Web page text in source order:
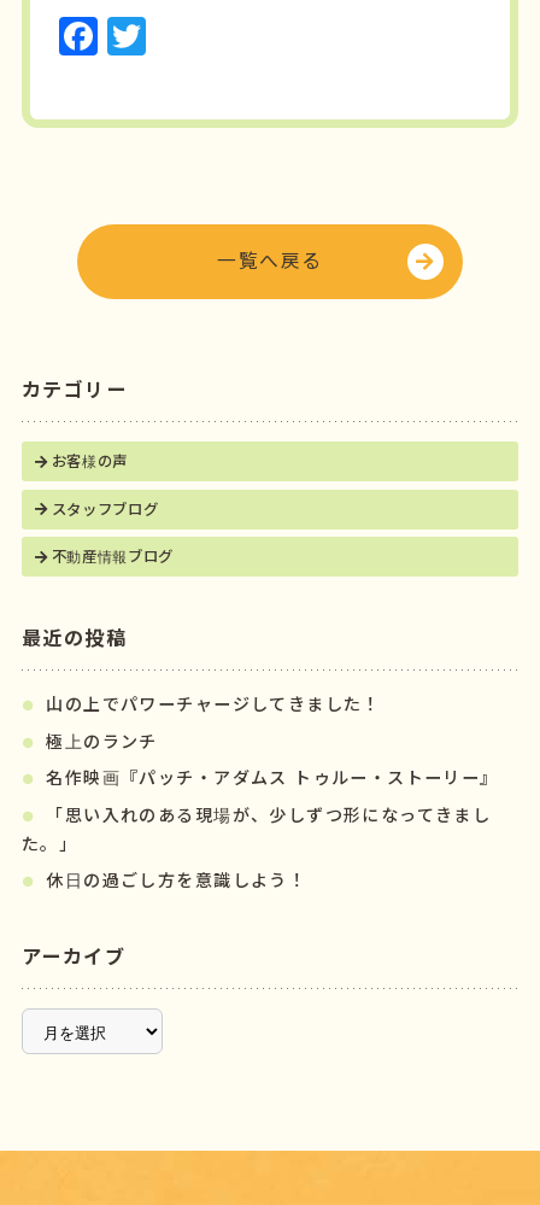
F
c
o
k
T
it
r
一覧へ戻る
カテゴリー
お客様の声
スタッフブログ
不動産情報ブログ
最近の投稿
山の上でパワーチャージしてきました！
極上のランチ
名作映画『パッチ・アダムス トゥルー・ストーリー』
「思い入れのある現場が、少しずつ形になってきまし
た。」
休日の過ごし方を意識しよう！
アーカイブ
ー